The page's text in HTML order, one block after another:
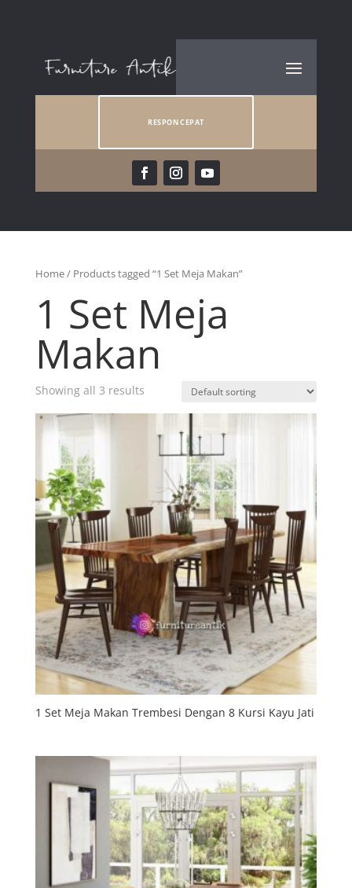
RESPON CEPAT
Home/ Products tagged “1 Set Meja Makan”
1 Set Meja
Makan
Showing all 3 results
1 Set Meja Makan Trembesi Dengan 8 Kursi Kayu Jati